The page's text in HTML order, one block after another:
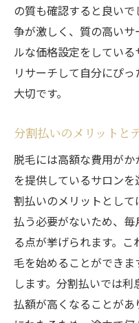
の質も確認すると良い
争が激しく、質の高い
ルな価格設定をしてい
リサーチして自分にぴ
大切です。
分割払いのメリットと
脱毛には高額な費用が
を提供しているサロン
割払いのメリットとし
払う必要がないため、
る点が挙げられます。
毛を始めることができ
します。分割払いでは利
払額が高くなることがあ